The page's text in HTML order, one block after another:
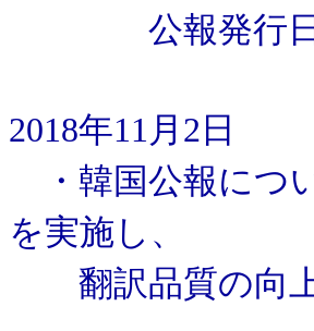
公報発行日 ：
2018年11月2日
・韓国公報につ
を実施し、
翻訳品質の向